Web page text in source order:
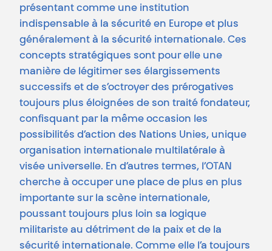
présentant comme une institution
indispensable à la sécurité en Europe et plus
généralement à la sécurité internationale. Ces
concepts stratégiques sont pour elle une
manière de légitimer ses élargissements
successifs et de s’octroyer des prérogatives
toujours plus éloignées de son traité fondateur,
confisquant par la même occasion les
possibilités d’action des Nations Unies, unique
organisation internationale multilatérale à
visée universelle. En d’autres termes, l’OTAN
cherche à occuper une place de plus en plus
importante sur la scène internationale,
poussant toujours plus loin sa logique
militariste au détriment de la paix et de la
sécurité internationale. Comme elle l’a toujours